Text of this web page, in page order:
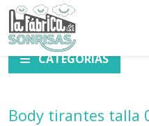
CATEGORÍAS
Body tirantes talla